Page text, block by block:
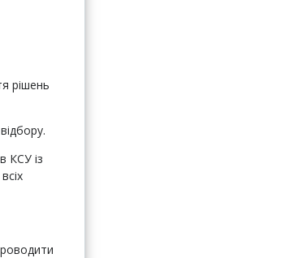
рішень
КСУ із